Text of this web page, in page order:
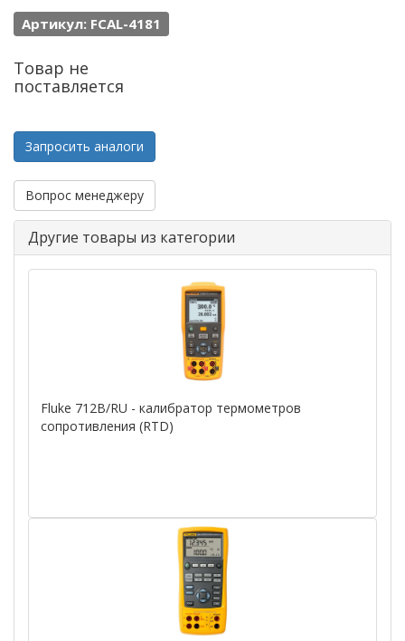
Артикул: FCAL-4181
Товар не
поставляется
Запросить аналоги
Вопрос менеджеру
Другие товары из категории
Fluke 712B/RU - калибратор термометров
сопротивления (RTD)